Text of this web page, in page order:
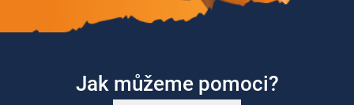
Jak můžeme pomoci?